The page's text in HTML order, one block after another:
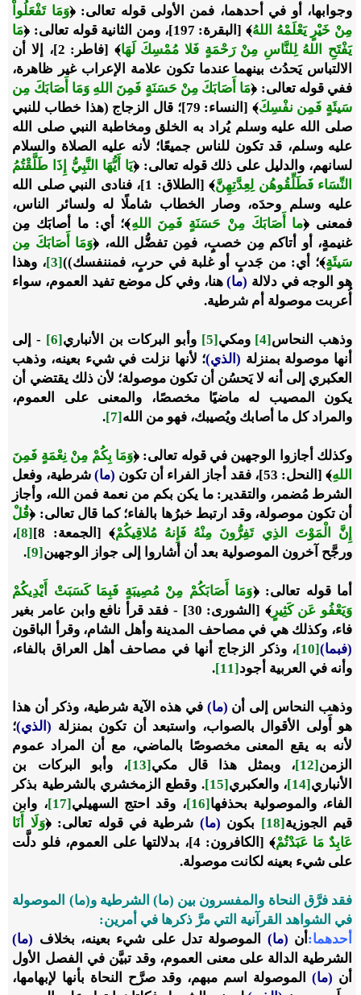
وجوابها، أو في أحدهما، فمن الأولى قوله تعالى:﴿وَمَا تَفْعَلُواْ
مِنْ خَيْرٍ يَعْلَمْهُ اللهُ﴾[البقرة: 197]، ومن الثانية قوله تعالى: ﴿مَا
يَفْتَحِ اللهُ لِلنَّاسِ مِنْ رَحْمَةٍ فَلا مُمْسِكَ لَهَا﴾
[فاطر: 2]، إلا أن
الالتباس يَحدُث بينهما عندما تكون علامة الإعراب غير ظاهرة،
ففي قوله تعالى: ﴿مَا أَصَابَكَ مِنْ حَسَنَةٍ فَمِنَ اللهِ وَمَا أَصَابَكَ مِن
سَيئَةٍ فَمِن نفْسِكَ﴾
[النساء: 79]؛ قال الزجاج (هذا خطاب للنبي
صلى الله عليه وسلم يُراد به الخلق ومخاطبة النبي صلى الله
عليه وسلم، قد تكون للناس جميعًا؛ لأنه عليه الصلاة والسلام
لسانهم، والدليل على ذلك قوله تعالى: ﴿يَا أَيُّهَا النَّبِيُّ إِذَا طَلَّقْتُمُ
النِّسَاء فَطَلِّقُوهُن لِعِدَّتِهِنَّ
﴾ [الطلاق: 1]، فنادى النبي صلى الله
عليه وسلم وحدَه، وصار الخطاب شاملًا له ولسائر الناس،
فمعنى ﴿ما أَصَابَكَ مِنْ حَسَنَةٍ فَمِنَ اللهِ﴾؛ أي: ما أصابَك مِن
غنيمةٍ، أو أتاكم مِن خصبٍ، فمِن تفضُّل الله، ﴿وَمَا أَصَابَكَ مِن
سَيئَةٍ﴾؛ أي: من جَدبٍ أو غلبة في حربٍ، فمننفسك))[3]
، وهذا
هو الوجه في دلالة (ما)هنا، وفي كل موضع تفيد العموم، سواء
أُعربت موصولة أم شرطية.
وذهب النحاس[4] ومكي[5] وأبو البركات بن الأنباري[6]
- إلى
أنها موصولة بمنزلة (الذي)؛ لأنها نزلت في شيء بعينه، وذهب
العكبري إلى أنه لا يَحسُن أن تكون موصولة؛ لأن ذلك يقتضي أن
يكون المصيب له ماضيًا مخصصًا، والمعنى على العموم،
والمراد كل ما أصابك ويُصيبك، فهو من الله[7]
.
وكذلك أجازوا الوجهين في قوله تعالى:﴿وَمَا بِكُمْ مِنْ نِعْمَةٍ فَمِنَ
اللهِ﴾[النحل: 53]، فقد أجاز الفراء أن تكون (ما) شرطية، وفعل
الشرط مُضمر، والتقدير: ما يكن بكم من نعمة فمن الله، وأجاز
أن تكون موصولة، وقد ارتبط خبرُها بالفاء؛ كما قال تعالى: ﴿قُلْ
إِنَّ الْمَوْتَ الذِي تَفِرُّونَ مِنْهُ فَإِنهُ مُلاقِيكُمْ﴾ [الجمعة: 8] [8]
،
ورجَّح آخرون الموصولية بعد أن أشاروا إلى جواز الوجهين[9]
.
أما قوله تعالى:﴿وَمَا أَصَابَكُمْ مِنْ مُصِيبَةٍ فَبِمَا كَسَبَتْ أَيْدِيكُمْ
وَيَعْفُو عَن كَثِيرٍ﴾
[الشورى: 30] - فقد قرأ نافع وابن عامر بغير
فاء، وكذلك هي في مصاحف المدينة وأهل الشام، وقرأ الباقون
(فبما)[10]
، وذكر الزجاج أنها في مصاحف أهل العراق بالفاء،
وأنه في العربية أجود[11]
.
وذهب النحاس إلى أن (ما) في هذه الآية شرطية، وذكر أن هذا
هو أَولى الأقوال بالصواب، واستبعد أن تكون بمنزلة (الذي)؛
لأنه به يقع المعنى مخصوصًا بالماضي، مع أن المراد عموم
الزمن[12] ، وبمثل هذا قال مكي[13]
، وأبو البركات بن
الأنباري[14] ، والعكبري[15]
. وقطع الزمخشري بالشرطية بذكر
الفاء، والموصولية بحذفها[16] ، وقد احتج السهيلي[17]
، وابن
قيم الجوزية[18] بكون (ما) شرطية في قوله تعالى:﴿وَلَا أَنَا
عَابِدٌ مَا عَبَدْتُمْ﴾
[الكافرون: 4]، بدلالتها على العموم، فلو دلَّت
على شيء بعينه لكانت موصولة.
فقد فرَّق النحاة والمفسرون بين (ما) الشرطية و(ما) الموصولة
في الشواهد القرآنية التي مرَّ ذكرها في أمرين:
أحدهما: أن (ما) الموصولة تدل على شيء بعينه، بخلاف (ما)
الشرطية الدالة على معنى العموم، وقد تبيَّن في الفصل الأول
أن (ما)الموصولة اسم مبهم، وقد صرَّح النحاة بأنها لإبهامها،